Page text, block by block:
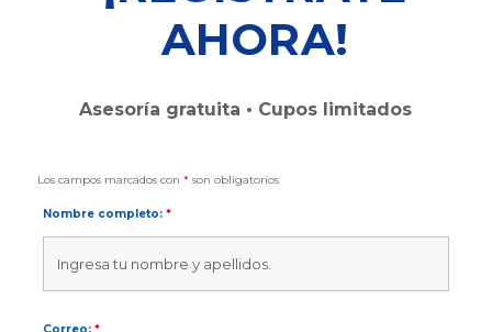
AHORA!
Asesoría gratuita • Cupos limitados
Los campos marcados con *son obligatorios
Nombre completo: *